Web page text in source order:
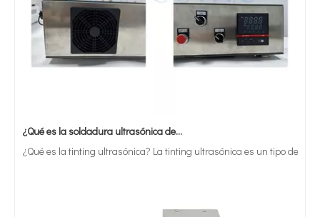
¿Qué es la tinting ultrasónica? La tinting ultrasónica es un tipo de